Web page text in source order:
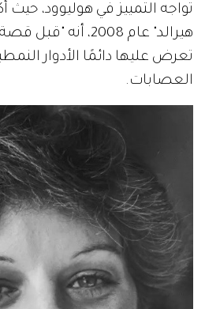
تواجه التمييز في هوليوود،
هيرالد" عام 2008،
تعرض عليها دائمًا الأدوار
العصابات.